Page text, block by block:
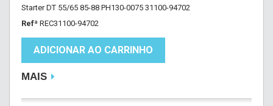
Starter DT 55/65 85-88 PH130-0075 31100-94702
Refª REC31100-94702
ADICIONAR AO CARRINHO
MAIS